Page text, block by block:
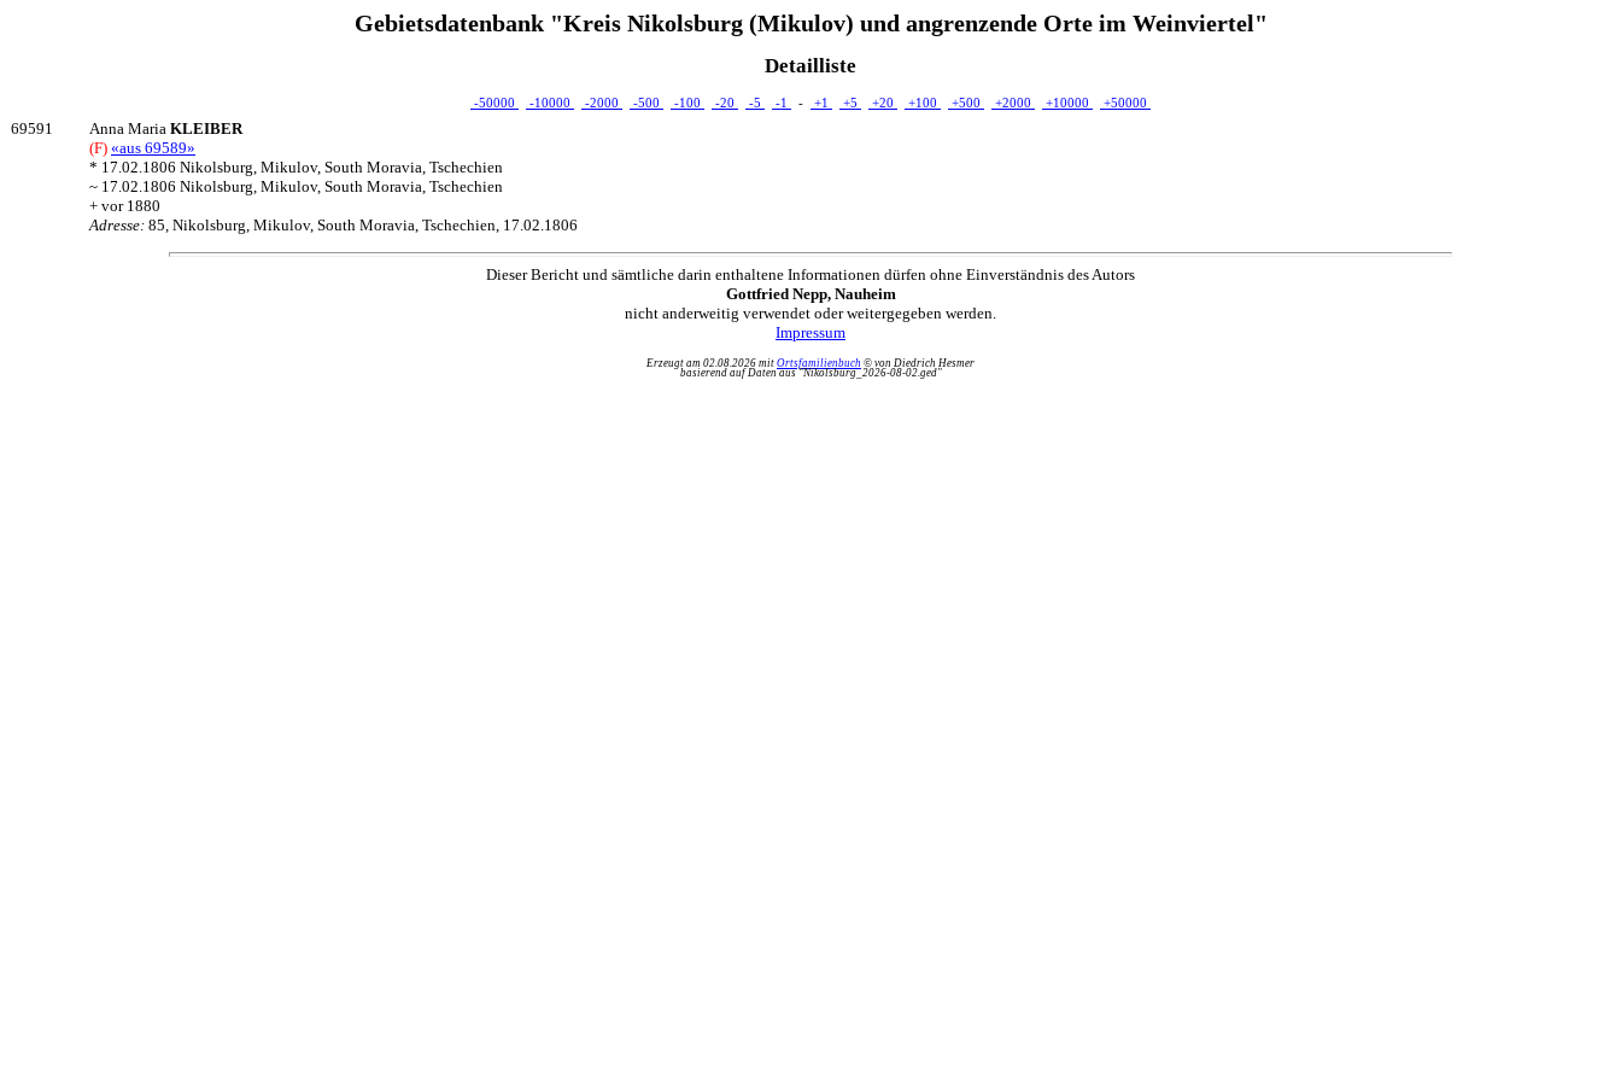
Gebietsdatenbank "Kreis Nikolsburg (Mikulov) und angrenzende Orte im Weinviertel"
Detailliste
-50000 -10000 -2000 -500 -100 -20 -5 -1 - +1 +5 +20 +100 +500 +2000 +10000 +50000
69591 Anna Maria KLEIBER
(F) «aus 69589»
* 17.02.1806 Nikolsburg, Mikulov, South Moravia, Tschechien
~ 17.02.1806 Nikolsburg, Mikulov, South Moravia, Tschechien
+ vor 1880
Adresse: 85, Nikolsburg, Mikulov, South Moravia, Tschechien, 17.02.1806
Dieser Bericht und sämtliche darin enthaltene Informationen dürfen ohne Einverständnis des Autors
Gottfried Nepp, Nauheim
nicht anderweitig verwendet oder weitergegeben werden.
Impressum
Erzeugt am 02.08.2026 mit Ortsfamilienbuch © von Diedrich Hesmer
basierend auf Daten aus "Nikolsburg_2026-08-02.ged"